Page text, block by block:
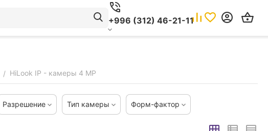
+996 (312) 46-21-11
/ HiLook IP - камеры 4 MP
Разрешение Тип камеры Форм-фактор